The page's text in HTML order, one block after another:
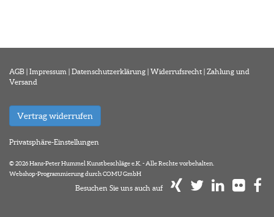
AGB | Impressum | Datenschutzerklärung | Widerrufsrecht | Zahlung und
Versand
Vertrag widerrufen
Privatsphäre-Einstellungen
© 2026 Hans-Peter Hummel Kunstbeschläge e.K. - Alle Rechte vorbehalten.
Webshop-Programmierung durch COMU GmbH
Besuchen Sie uns auch auf